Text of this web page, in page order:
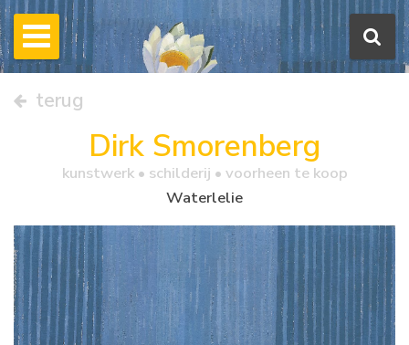
terug
Dirk Smorenberg
kunstwerk • schilderij • voorheen te koop
Waterlelie